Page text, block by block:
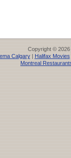
Copyright © 2026
Calgary| Halifax Movies
Montreal